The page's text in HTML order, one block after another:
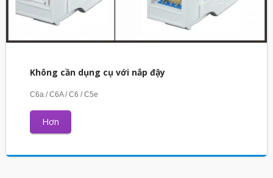
Không cần dụng cụ với nắp đậy
C6a / C6A / C6 / C5e
Hơn